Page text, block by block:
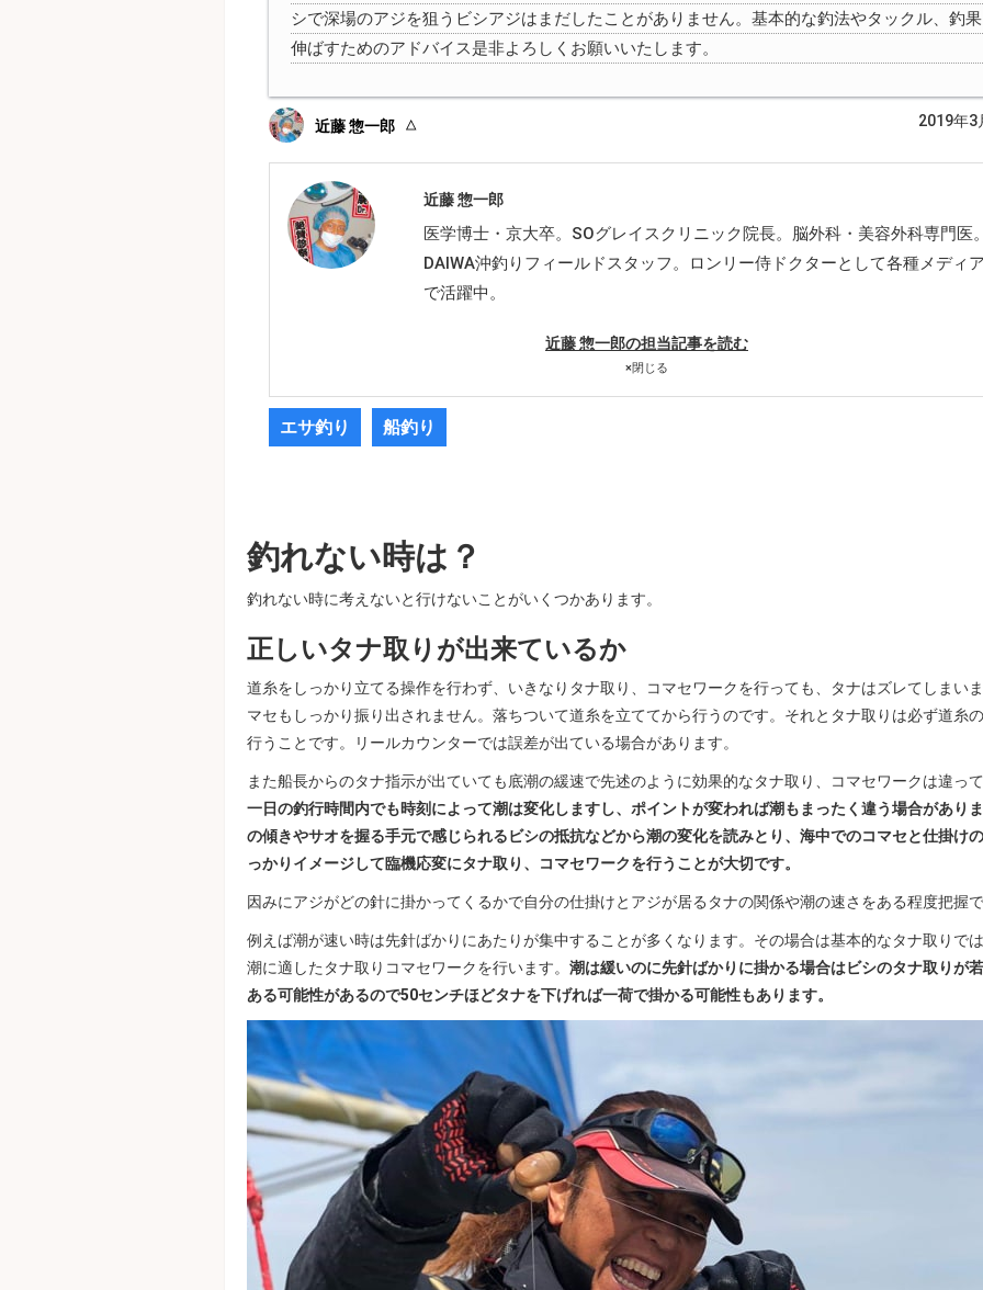
シで深場のアジを狙うビシアジはまだしたことがありません。基本的な釣法やタックル、釣
伸ばすためのアドバイス是非よろしくお願いいたします。
近藤 惣一郎 2019年3
近藤 惣一郎
医学博士・京大卒。SOグレイスクリニック院長。脳外科・美容外科専門医
DAIWA沖釣りフィールドスタッフ。ロンリー侍ドクターとして各種メディ
で活躍中。
近藤 惣一郎の担当記事を読む
×閉じる
エサ釣り 船釣り
釣れない時は？
釣れない時に考えないと行けないことがいくつかあります。
正しいタナ取りが出来ているか
道糸をしっかり立てる操作を行わず、いきなりタナ取り、コマセワークを行っても、タナはズレてしまい
マセもしっかり振り出されません。落ちついて道糸を立ててから行うのです。それとタナ取りは必ず道糸
行うことです。リールカウンターでは誤差が出ている場合があります。
また船長からのタナ指示が出ていても底潮の緩速で先述のように効果的なタナ取り、コマセワークは違っ
一日の釣行時間内でも時刻によって潮は変化しますし、ポイントが変われば潮もまったく違う場合があり
の傾きやサオを握る手元で感じられるビシの抵抗などから潮の変化を読みとり、海中でのコマセと仕掛け
っかりイメージして臨機応変にタナ取り、コマセワークを行うことが大切です。
因みにアジがどの針に掛かってくるかで自分の仕掛けとアジが居るタナの関係や潮の速さをある程度把握
例えば潮が速い時は先針ばかりにあたりが集中することが多くなります。その場合は基本的なタナ取りで
潮に適したタナ取りコマセワークを行います。 潮は緩いのに先針ばかりに掛かる場合はビシのタナ取りが
ある可能性があるので50センチほどタナを下げれば一荷で掛かる可能性もあります。